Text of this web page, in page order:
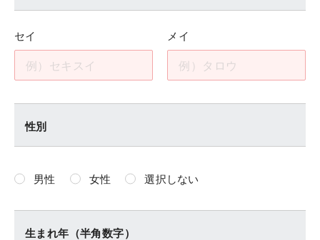
セイ メイ
性別
男性 女性 選択しない
生まれ年（半角数字）